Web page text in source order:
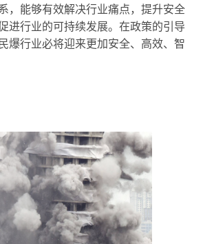
，能够有效解决行业痛点，提升安全
进行业的可持续发展。在政策的引导
爆行业必将迎来更加安全、高效、智